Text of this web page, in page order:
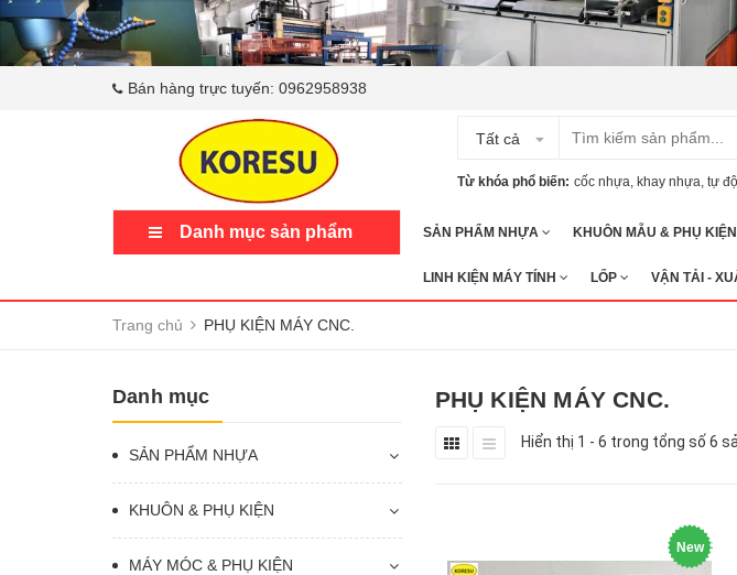
Bán hàng trực tuyến: 0962958938
Tất cả
Từ khóa phổ biến:cốc nhựa khay nhựa tự
Danh mục sản phẩm SẢN PHẨM NHỰA KHUÔN MẪU & PHỤ KIỆN
LINH KIỆN MÁY TÍNH LỐP VẬN TẢI -
Trang chủ PHỤ KIỆN MÁY CNC.
PHỤ KIỆN MÁY CNC.
Hiển thị 1 - 6 trong tổng số 6
New
Danh mục
SẢN PHẨM NHỰA
KHUÔN & PHỤ KIỆN
MÁY MÓC & PHỤ KIỆN